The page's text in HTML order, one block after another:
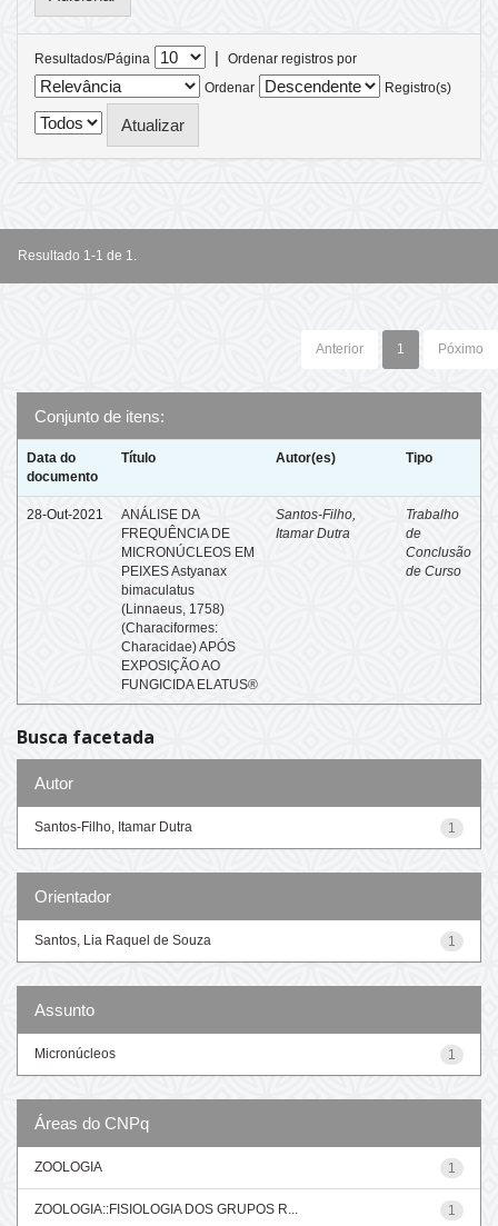
Resultados/Página |
Ordenar registros por
Ordenar
Registro(s)
Resultado 1-1 de 1.
Anterior 1 Póximo
Conjunto de itens:
Data do
documento
Título Autor(es) Tipo
28-Out-2021
ANÁLISE DA
FREQUÊNCIA DE
MICRONÚCLEOS EM
PEIXES Astyanax
bimaculatus
(Linnaeus, 1758)
(Characiformes:
Characidae) APÓS
EXPOSIÇÃO AO
FUNGICIDA ELATUS®
Santos-Filho,
Itamar Dutra
Trabalho
de
Conclusão
de Curso
Busca facetada
Autor
1
Santos-Filho, Itamar Dutra
Orientador
1
Santos, Lia Raquel de Souza
Assunto
1
Micronúcleos
Áreas do CNPq
1
ZOOLOGIA
1
ZOOLOGIA::FISIOLOGIA DOS GRUPOS R...